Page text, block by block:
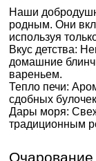
Наши
родным. Они
используя
Вкус детства:
домашние
вареньем.
Тепло печи:
сдобных
Дары моря:
традиционным